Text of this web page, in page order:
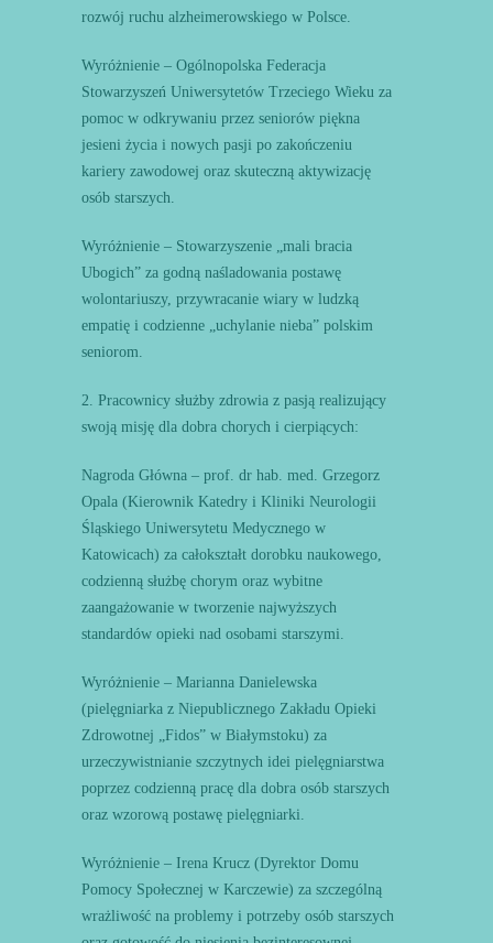
rozwój ruchu alzheimerowskiego w Polsce.
Wyróżnienie – Ogólnopolska Federacja
Stowarzyszeń Uniwersytetów Trzeciego Wieku za
pomoc w odkrywaniu przez seniorów piękna
jesieni życia i nowych pasji po zakończeniu
kariery zawodowej oraz skuteczną aktywizację
osób starszych.
Wyróżnienie – Stowarzyszenie „mali bracia
Ubogich” za godną naśladowania postawę
wolontariuszy, przywracanie wiary w ludzką
empatię i codzienne „uchylanie nieba” polskim
seniorom.
2. Pracownicy służby zdrowia z pasją realizujący
swoją misję dla dobra chorych i cierpiących:
Nagroda Główna – prof. dr hab. med. Grzegorz
Opala (Kierownik Katedry i Kliniki Neurologii
Śląskiego Uniwersytetu Medycznego w
Katowicach) za całokształt dorobku naukowego,
codzienną służbę chorym oraz wybitne
zaangażowanie w tworzenie najwyższych
standardów opieki nad osobami starszymi.
Wyróżnienie – Marianna Danielewska
(pielęgniarka z Niepublicznego Zakładu Opieki
Zdrowotnej „Fidos” w Białymstoku) za
urzeczywistnianie szczytnych idei pielęgniarstwa
poprzez codzienną pracę dla dobra osób starszych
oraz wzorową postawę pielęgniarki.
Wyróżnienie – Irena Krucz (Dyrektor Domu
Pomocy Społecznej w Karczewie) za szczególną
wrażliwość na problemy i potrzeby osób starszych